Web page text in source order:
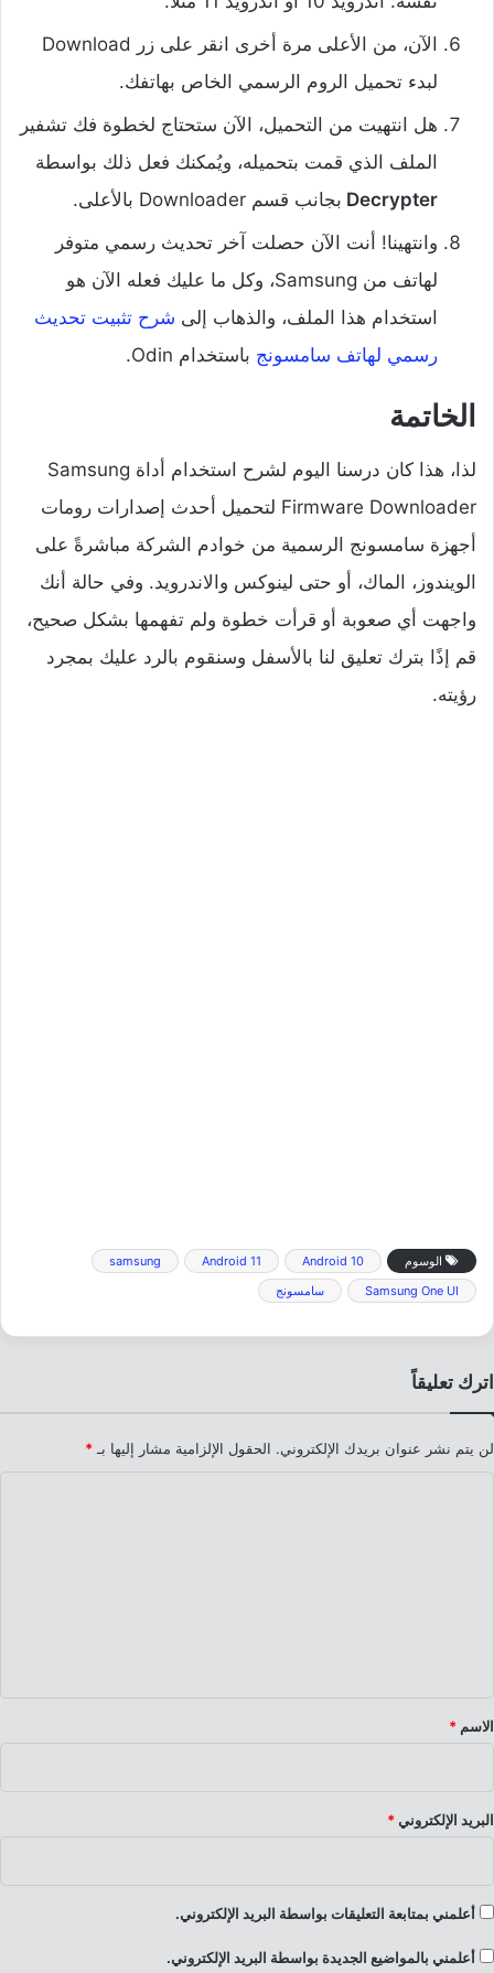
الآن، من الأعلى مرة أخرى انقر على زر Download
لبدء تحميل الروم الرسمي الخاص بهاتفك.
هل انتهيت من التحميل، الآن ستحتاج لخطوة فك تشفير
الملف الذي قمت بتحميله، ويُمكنك فعل ذلك بواسطة
Decrypter بجانب قسم Downloader بالأعلى.
وانتهينا! أنت الآن حصلت آخر تحديث رسمي متوفر
لهاتف من Samsung، وكل ما عليك فعله الآن هو
استخدام هذا الملف، والذهاب إلى شرح تثبيت تحديث
رسمي لهاتف سامسونج باستخدام Odin.
الخاتمة
لذا، هذا كان درسنا اليوم لشرح استخدام أداة Samsung
Firmware Downloader لتحميل أحدث إصدارات رومات
أجهزة سامسونج الرسمية من خوادم الشركة مباشرةً على
الويندوز، الماك، أو حتى لينوكس والاندرويد. وفي حالة أنك
واجهت أي صعوبة أو قرأت خطوة ولم تفهمها بشكل صحيح،
قم إذًا بترك تعليق لنا بالأسفل وسنقوم بالرد عليك بمجرد
رؤيته.
الوسوم Android 10
Android 11
samsung
Samsung One UI
سامسونج
اترك تعليقاً
لن يتم نشر عنوان بريدك الإلكتروني. الحقول الإلزامية مشار إليها بـ *
*
الاسم *
البريد الإلكتروني *
أعلمني بمتابعة التعليقات بواسطة البريد الإلكتروني.
أعلمني بالمواضيع الجديدة بواسطة البريد الإلكتروني.